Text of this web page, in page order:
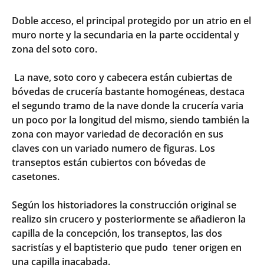
Doble acceso, el principal protegido por un atrio en el
muro norte y la secundaria en la parte occidental y
zona del soto coro.
La nave, soto coro y cabecera están cubiertas de
bóvedas de crucería bastante homogéneas, destaca
el segundo tramo de la nave donde la crucería varia
un poco por la longitud del mismo, siendo también la
zona con mayor variedad de decoración en sus
claves con un variado numero de figuras. Los
transeptos están cubiertos con bóvedas de
casetones.
Según los historiadores la construcción original se
realizo sin crucero y posteriormente se añadieron la
capilla de la concepción, los transeptos, las dos
sacristías y el baptisterio que pudo tener origen en
una capilla inacabada.